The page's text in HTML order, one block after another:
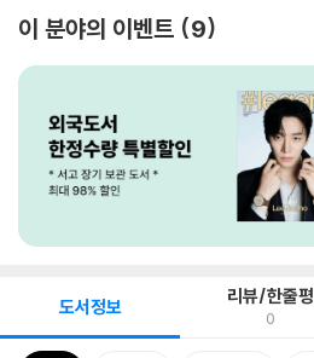
이 분야의 이벤트 9
도서정보 리뷰/한줄평
0